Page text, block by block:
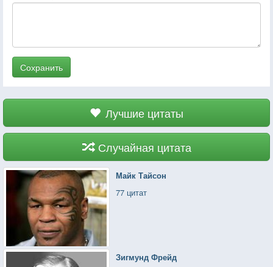
Сохранить
Лучшие цитаты
Случайная цитата
Майк Тайсон
77 цитат
Зигмунд Фрейд